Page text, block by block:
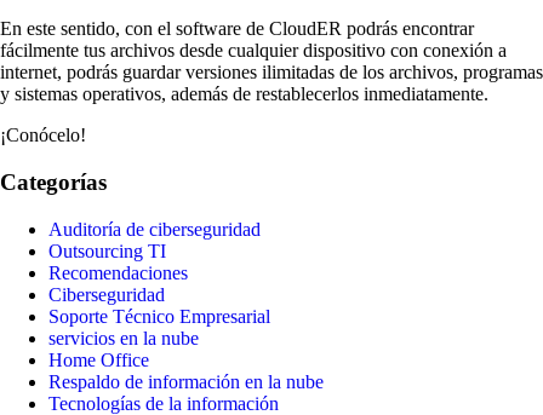
En este sentido, con el software de CloudER podrás encontrar
fácilmente tus archivos desde cualquier dispositivo con conexión a
internet, podrás guardar versiones ilimitadas de los archivos, programas
y sistemas operativos, además de restablecerlos inmediatamente.
¡Conócelo!
Categorías
Auditoría de ciberseguridad
Outsourcing TI
Recomendaciones
Ciberseguridad
Soporte Técnico Empresarial
servicios en la nube
Home Office
Respaldo de información en la nube
Tecnologías de la información